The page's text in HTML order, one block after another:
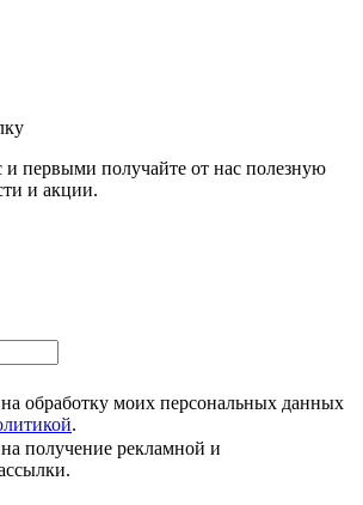
и первыми получайте от нас полезную
и акции.
на обработку моих персональных данных
.
на получение рекламной и